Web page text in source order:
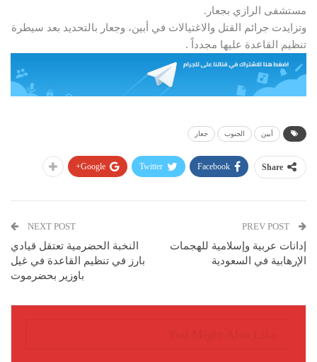
مستشفى الرازي بجعار.
وتزايدت جرائم القتل والاغتيالات في أبين، وجعار بالتحديد بعد سيطرة
تنظيم القاعدة عليها مجدداً .
أبين الجنوب جعار
Share
Facebook
Twitter
Google+
إدانات عربية وإسلامية للهجمات
الإرهابية في السعودية
NEXT POST
النخبة الحضرمية تعتقل قيادي
بارز في تنظيم القاعدة في غيل
باوزير بحضرموت